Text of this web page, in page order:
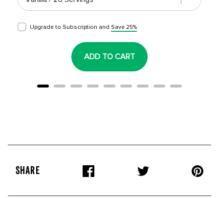
Upgrade to Subscription and Save 25%
ADD TO CART
SHARE